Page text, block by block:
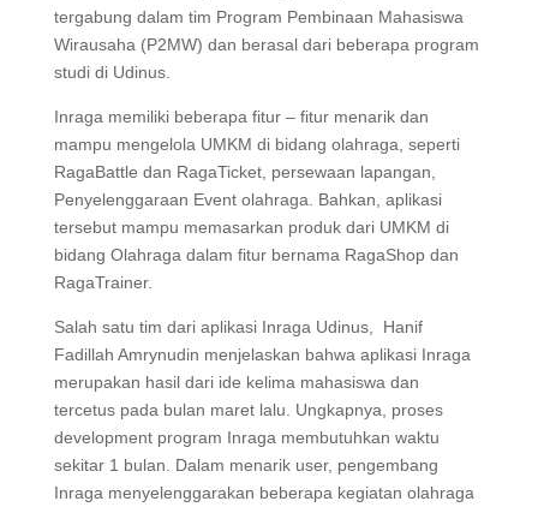
tergabung dalam tim Program Pembinaan Mahasiswa
Wirausaha (P2MW) dan berasal dari beberapa program
studi di Udinus.
Inraga memiliki beberapa fitur – fitur menarik dan
mampu mengelola UMKM di bidang olahraga, seperti
RagaBattle dan RagaTicket, persewaan lapangan,
Penyelenggaraan Event olahraga. Bahkan, aplikasi
tersebut mampu memasarkan produk dari UMKM di
bidang Olahraga dalam fitur bernama RagaShop dan
RagaTrainer.
Salah satu tim dari aplikasi Inraga Udinus, Hanif
Fadillah Amrynudin menjelaskan bahwa aplikasi Inraga
merupakan hasil dari ide kelima mahasiswa dan
tercetus pada bulan maret lalu. Ungkapnya, proses
development program Inraga membutuhkan waktu
sekitar 1 bulan. Dalam menarik user, pengembang
Inraga menyelenggarakan beberapa kegiatan olahraga